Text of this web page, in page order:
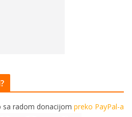
sa radom donacijom preko PayPal-a